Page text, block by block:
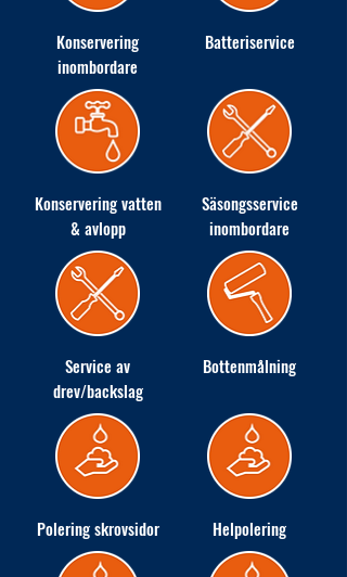
Konservering
inombordare
Batteriservice
Konservering vatten
& avlopp
Säsongsservice
inombordare
Service av
drev/backslag
Bottenmålning
Polering skrovsidor Helpolering